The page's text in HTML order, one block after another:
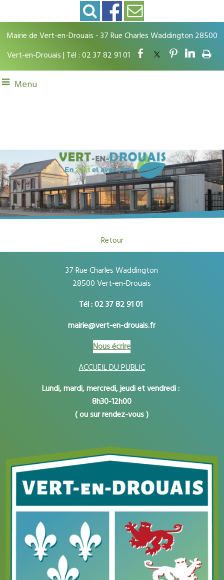
Mairie de Vert-en-Drouais - 37 Rue Charles Waddington 28500
Vert-en-Drouais | Tél : 02 37 82 91 01
Menu
Retour
37 Rue Charles Waddington
28500 Vert-en-Drouais
Tél : 02 37 82 91 01
mairie@vert-en-drouais.fr
Nous écrire
ACCUEIL DU PUBLIC
Lundi, mardi, mercredi, jeudi et vendredi :
8h30-12h00
( ou sur rendez-vous )